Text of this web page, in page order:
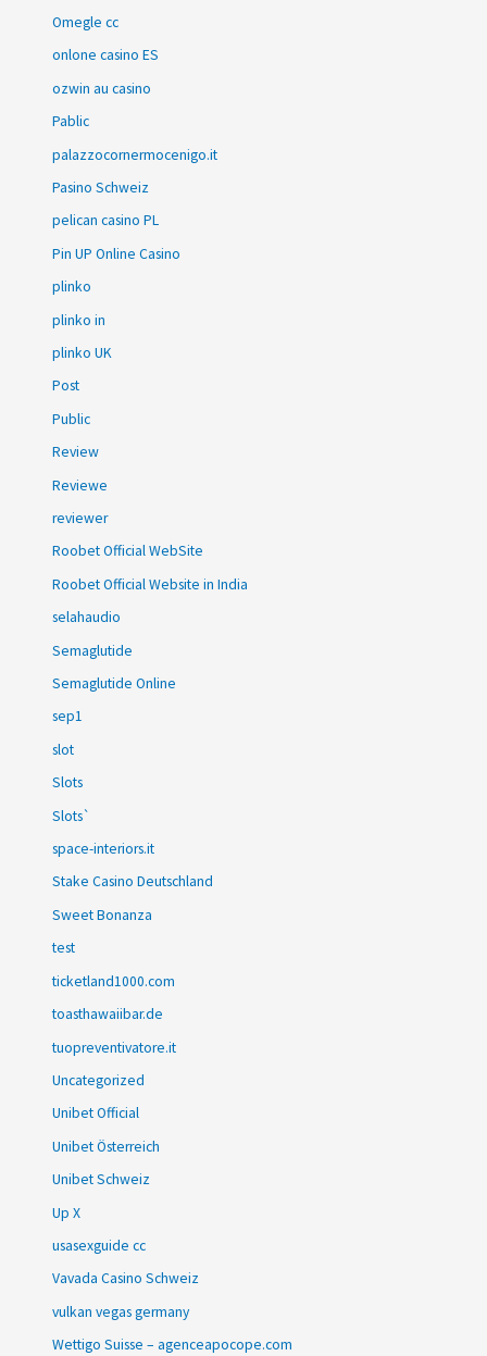
Omegle cc
onlone casino ES
ozwin au casino
Pablic
palazzocornermocenigo.it
Pasino Schweiz
pelican casino PL
Pin UP Online Casino
plinko
plinko in
plinko UK
Post
Public
Review
Reviewe
reviewer
Roobet Official WebSite
Roobet Official Website in India
selahaudio
Semaglutide
Semaglutide Online
sep1
slot
Slots
Slots`
space-interiors.it
Stake Casino Deutschland
Sweet Bonanza
test
ticketland1000.com
toasthawaiibar.de
tuopreventivatore.it
Uncategorized
Unibet Official
Unibet Österreich
Unibet Schweiz
Up X
usasexguide cc
Vavada Casino Schweiz
vulkan vegas germany
Wettigo Suisse – agenceapocope.com